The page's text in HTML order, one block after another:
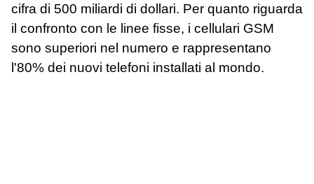
cifra di 500 miliardi di dollari. Per quanto riguarda
il confronto con le linee fisse, i cellulari GSM
sono superiori nel numero e rappresentano
l'80% dei nuovi telefoni installati al mondo.